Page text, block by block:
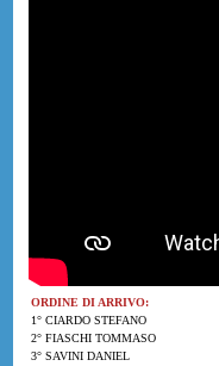
ORDINE DI ARRIVO:
1° CIARDO STEFANO
2° FIASCHI TOMMASO
3° SAVINI DANIEL